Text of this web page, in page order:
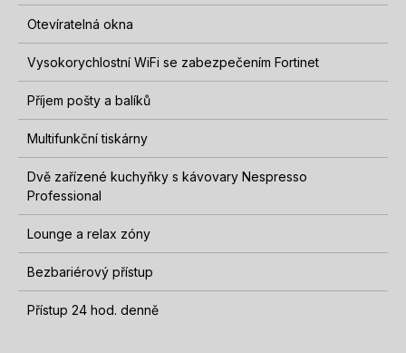
Otevíratelná okna
Vysokorychlostní WiFi se zabezpečením Fortinet
Příjem pošty a balíků
Multifunkční tiskárny
Dvě zařízené kuchyňky s kávovary Nespresso
Professional
Lounge a relax zóny
Bezbariérový přístup
Přístup 24 hod. denně